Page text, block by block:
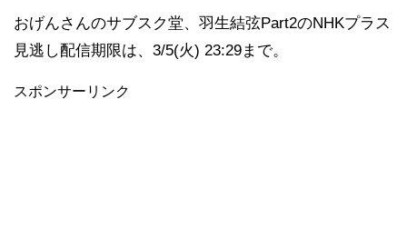
おげんさんのサブスク堂、羽生結弦Part2のNHKプラス
見逃し配信期限は、3/5(火) 23:29まで。
スポンサーリンク